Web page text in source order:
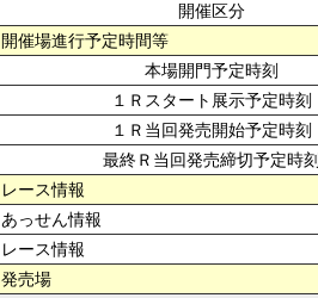
開催区分
開催場進行予定時間等
本場開門予定時刻
１Ｒスタート展示予定時刻
１Ｒ当回発売開始予定時刻
最終Ｒ当回発売締切予定時刻
レース情報
あっせん情報
レース情報
発売場